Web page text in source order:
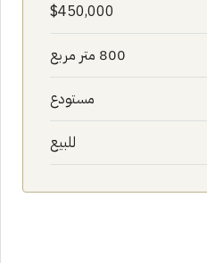
$450,000
800 متر مربع
مستودع
للبيع